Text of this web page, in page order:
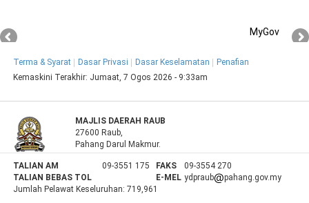
MyGov
Terma & Syarat Dasar Privasi Dasar Keselamatan
Penafian
Kemaskini Terakhir: Jumaat, 7 Ogos 2026 - 9:33am
MAJLIS DAERAH RAUB
27600 Raub,
Pahang Darul Makmur.
TALIAN AM 09-3551 175 FAKS
09-3554 270
TALIAN BEBAS TOL
E-MEL ydpraub
pahang.gov.my
Jumlah Pelawat Keseluruhan:719,961